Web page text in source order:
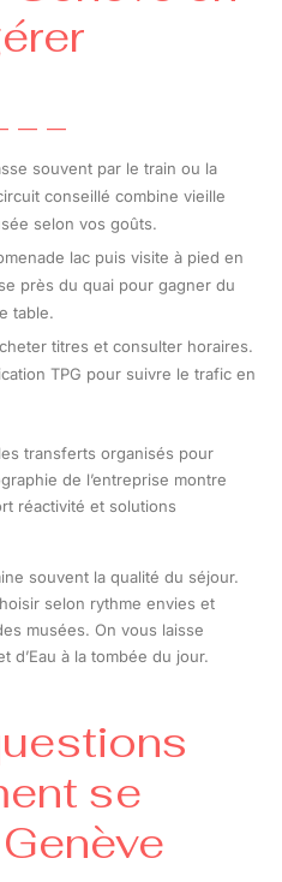
souvent par le train ou la
conseillé combine vieille
selon vos goûts.
lac puis visite à pied en
près du quai pour gagner du
table.
titres et consulter horaires.
TPG pour suivre le trafic en
transferts organisés pour
de l’entreprise montre
réactivité et solutions
souvent la qualité du séjour.
selon rythme envies et
musées. On vous laisse
d’Eau à la tombée du jour.
se